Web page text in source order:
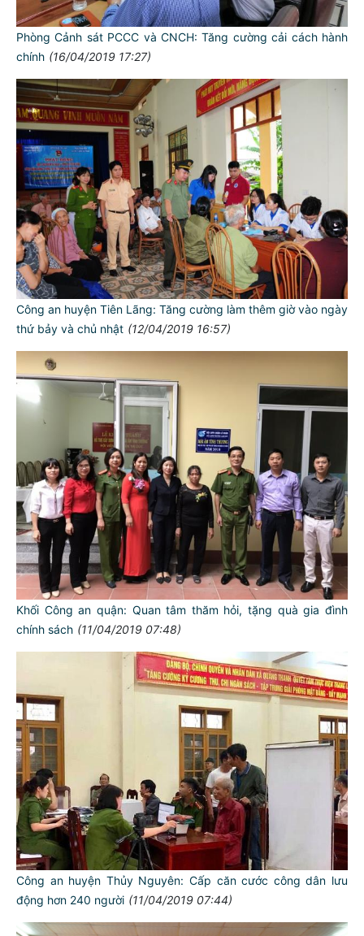
Phòng Cảnh sát PCCC và CNCH: Tăng cường cải cách hành
chính (16/04/2019 17:27)
Công an huyện Tiên Lãng: Tăng cường làm thêm giờ vào ngày
thứ bảy và chủ nhật (12/04/2019 16:57)
Khối Công an quận: Quan tâm thăm hỏi, tặng quà gia đình
chính sách (11/04/2019 07:48)
Công an huyện Thủy Nguyên: Cấp căn cước công dân lưu
động hơn 240 người (11/04/2019 07:44)